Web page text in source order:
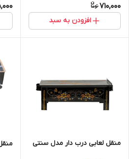
710,000
افزودن به سبد
منقل لعابی درب دار مدل سنتی منقل